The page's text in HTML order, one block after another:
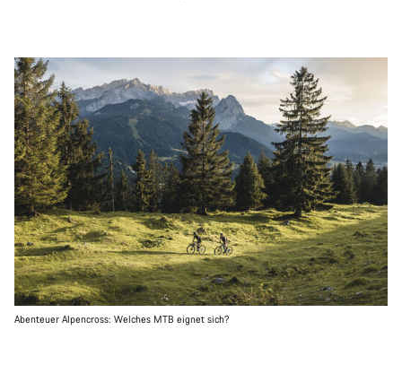
Abenteuer Alpencross: Welches MTB eignet sich?